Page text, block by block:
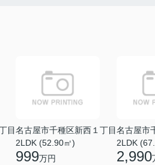
目名古屋市千種区新西１丁目
2LDK (52.90㎡)
999万円
名古屋市
2LDK
2,990